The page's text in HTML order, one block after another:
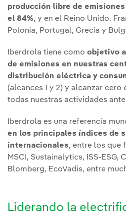
producción libre de
el 84%, y en el Reino Unido,
Polonia, Portugal, Grecia y
Iberdrola tiene como objetivo
de emisiones en nuestras
distribución eléctrica y
(alcances 1 y 2) y alcanzar cero
todas nuestras actividades
Iberdrola es una referencia
en los principales índices de
internacionales, entre los que
MSCI, Sustainalytics, ISS-ESG,
Blomberg, EcoVadis, entre
Liderando la